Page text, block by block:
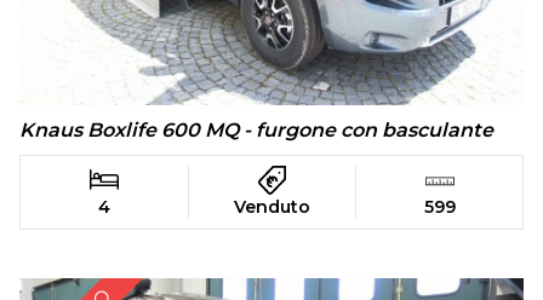
Knaus Boxlife 600 MQ - furgone con basculante
4 Venduto 599